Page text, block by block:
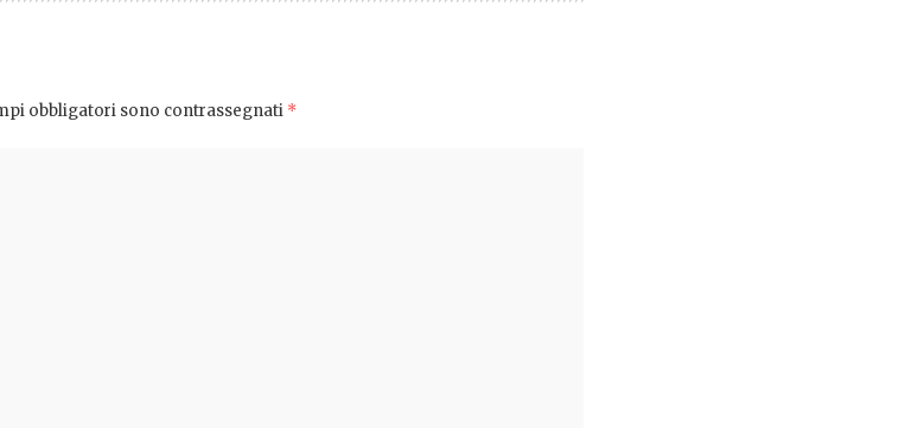
obbligatori sono contrassegnati *